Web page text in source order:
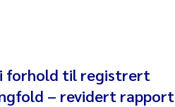
i forhold til registrert
– revidert rapport